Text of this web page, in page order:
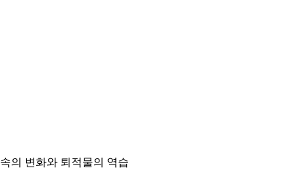
의 변화와 퇴적물의 역습